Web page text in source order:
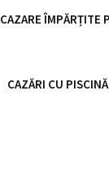
CAZARE ÎMPĂRȚITE
CAZĂRI CU PISCINĂ